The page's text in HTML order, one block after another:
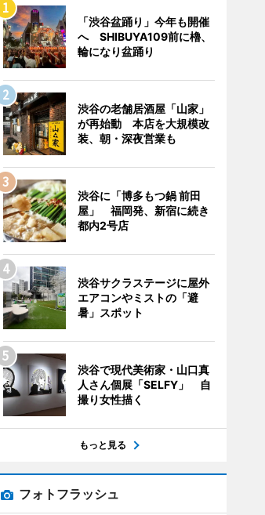
「渋谷盆踊り」今年も開催
へ SHIBUYA109前に櫓、
輪になり盆踊り
渋谷の老舗居酒屋「山家」
が再始動 本店を大規模改
装、朝・深夜営業も
渋谷に「博多もつ鍋 前田
屋」 福岡発、新宿に続き
都内2号店
渋谷サクラステージに屋外
エアコンやミストの「避
暑」スポット
渋谷で現代美術家・山口真
人さん個展「SELFY」 自
撮り女性描く
もっと見る
フォトフラッシュ